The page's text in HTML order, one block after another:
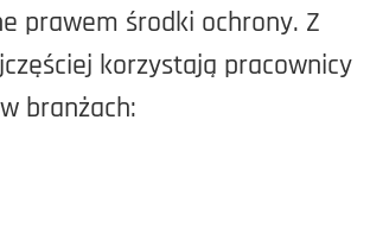
prawem środki ochrony. Z
korzystają pracownicy
branżach: